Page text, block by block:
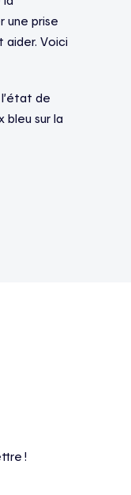
une prise
aider. Voici
de
bleu sur la
!